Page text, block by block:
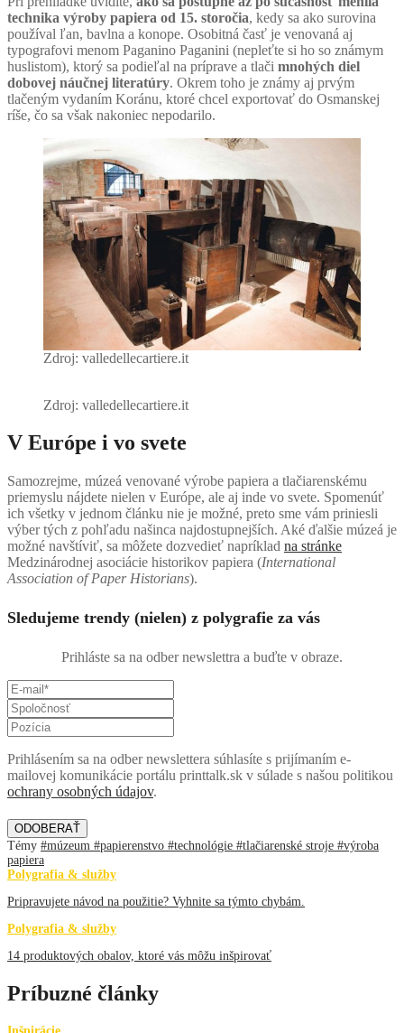
technika výroby papiera od 15. storočia, kedy sa ako surovina
používal ľan, bavlna a konope. Osobitná časť je venovaná aj
typografovi menom Paganino Paganini (nepleťte si ho so známym
huslistom), ktorý sa podieľal na príprave a tlači mnohých diel
dobovej náučnej literatúry. Okrem toho je známy aj prvým
tlačeným vydaním Koránu, ktoré chcel exportovať do Osmanskej
ríše, čo sa však nakoniec nepodarilo.
Zdroj: valledellecartiere.it
Zdroj: valledellecartiere.it
V Európe i vo svete
Samozrejme, múzeá venované výrobe papiera a tlačiarenskému
priemyslu nájdete nielen v Európe, ale aj inde vo svete. Spomenúť
ich všetky v jednom článku nie je možné, preto sme vám priniesli
výber tých z pohľadu našinca najdostupnejších. Aké ďalšie múzeá je
možné navštíviť, sa môžete dozvedieť napríklad na stránke
Medzinárodnej asociácie historikov papiera (International
Association of Paper Historians).
Sledujeme trendy (nielen) z polygrafie za vás
Prihláste sa na odber newslettra a buďte v obraze.
Prihlásením sa na odber newslettera súhlasíte s prijímaním e-
mailovej komunikácie portálu printtalk.sk v súlade s našou politikou
ochrany osobných údajov.
ODOBERAŤ
Témy #múzeum #papierenstvo #technológie #tlačiarenské stroje #výroba
papiera
Polygrafia & služby
Pripravujete návod na použitie? Vyhnite sa týmto chybám.
Polygrafia & služby
14 produktových obalov, ktoré vás môžu inšpirovať
Príbuzné články